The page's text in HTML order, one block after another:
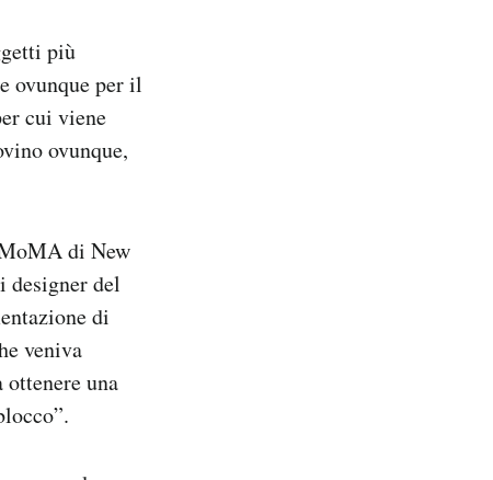
più
ovunque per il
cui viene
ovunque,
di New
designer del
di
veniva
una